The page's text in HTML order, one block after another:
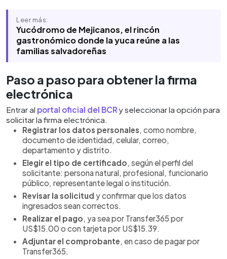
Leer más:
Yucódromo de Mejicanos, el rincón
gastronómico donde la yuca reúne a las
familias salvadoreñas
Paso a paso para obtener la firma
electrónica
Entrar al portal oficial del BCR y seleccionar la opción para
solicitar la firma electrónica.
Registrar los datos personales, como nombre,
documento de identidad, celular, correo,
departamento y distrito.
Elegir el tipo de certificado, según el perfil del
solicitante: persona natural, profesional, funcionario
público, representante legal o institución.
Revisar la solicitud y confirmar que los datos
ingresados sean correctos.
Realizar el pago, ya sea por Transfer365 por
US$15.00 o con tarjeta por US$15.39.
Adjuntar el comprobante, en caso de pagar por
Transfer365.